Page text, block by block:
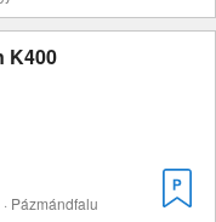
K400
Pázmándfalu